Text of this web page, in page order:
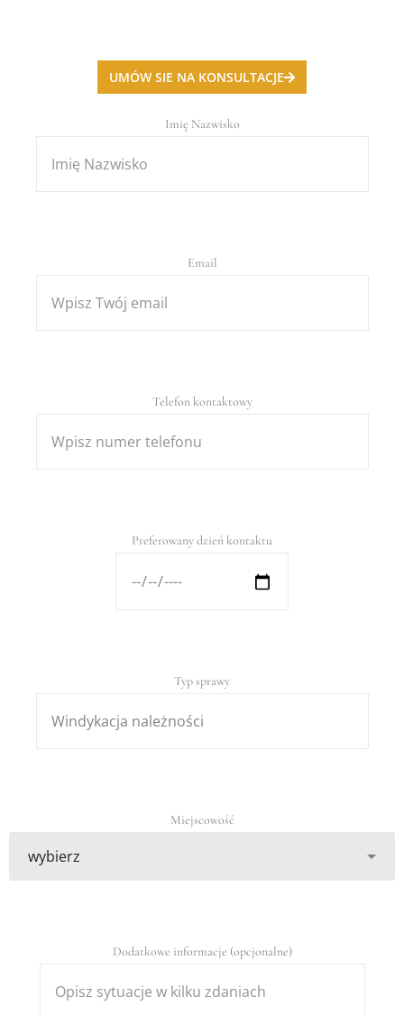
UMÓW SIE NA KONSULTACJE
Imię Nazwisko
Email
Telefon kontaktowy
Preferowany dzień kontaktu
Typ sprawy
Miejscowość
Dodatkowe informacje (opcjonalne)